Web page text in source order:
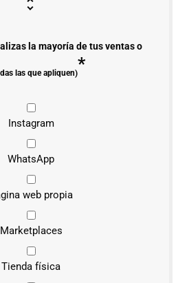
la mayoría de tus ventas o
las que apliquen)*
Instagram
WhatsApp
web propia
Marketplaces
Tienda física